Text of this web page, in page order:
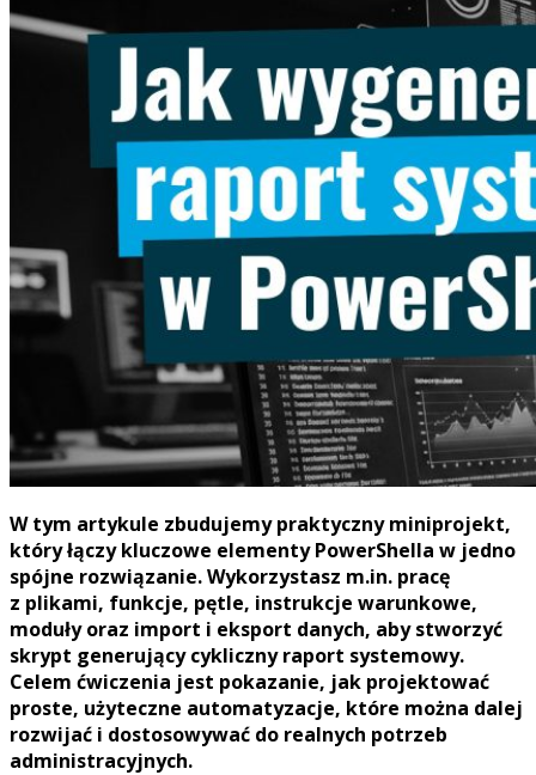
W tym artykule zbudujemy praktyczny miniprojekt,
który łączy kluczowe elementy PowerShella w jedno
spójne rozwiązanie. Wykorzystasz m.in. pracę
z plikami, funkcje, pętle, instrukcje warunkowe,
moduły oraz import i eksport danych, aby stworzyć
skrypt generujący cykliczny raport systemowy.
Celem ćwiczenia jest pokazanie, jak projektować
proste, użyteczne automatyzacje, które można dalej
rozwijać i dostosowywać do realnych potrzeb
administracyjnych.